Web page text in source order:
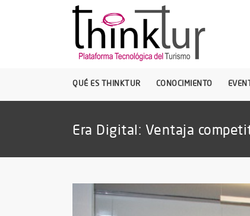
QUÉ ES THINKTUR CONOCIMIENTO
Era Digital: Ventaja